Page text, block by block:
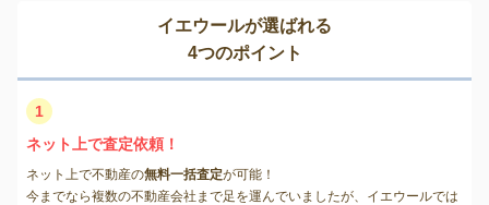
イエウールが選ばれる
4つのポイント
1
ネット上で査定依頼！
ネット上で不動産の無料一括査定が可能！
今までなら複数の不動産会社まで足を運んでいましたが、イエウールでは